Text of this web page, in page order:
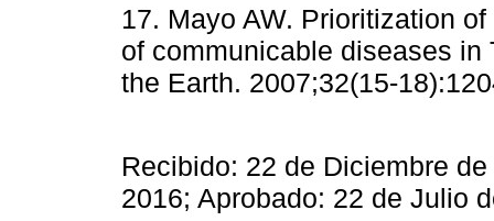
17. Mayo AW. Prioritization
of communicable diseases
the Earth. 2007;32(15-
Recibido: 22 de Diciembre
2016; Aprobado: 22 de Julio